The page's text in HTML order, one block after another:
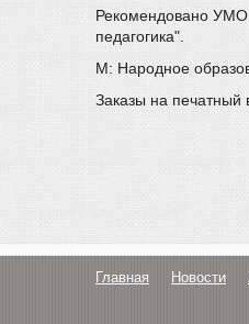
Рекомендовано УМО
педагогика".
М: Народное
Заказы на печатный
Главная Новости